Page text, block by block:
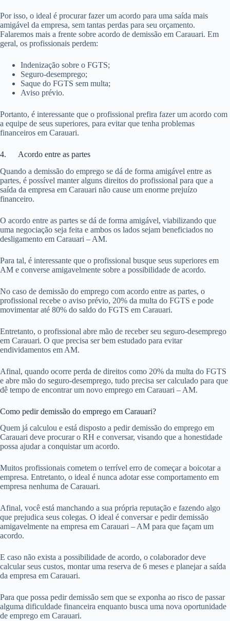
Por isso, o ideal é procurar fazer um acordo para uma saída mais
amigável da empresa, sem tantas perdas para seu orçamento.
Falaremos mais a frente sobre acordo de demissão em Carauari. Em
geral, os profissionais perdem:
Indenização sobre o FGTS;
Seguro-desemprego;
Saque do FGTS sem multa;
Aviso prévio.
Portanto, é interessante que o profissional prefira fazer um acordo com
a equipe de seus superiores, para evitar que tenha problemas
financeiros em Carauari.
4. Acordo entre as partes
Quando a demissão do emprego se dá de forma amigável entre as
partes, é possível manter alguns direitos do profissional para que a
saída da empresa em Carauari não cause um enorme prejuízo
financeiro.
O acordo entre as partes se dá de forma amigável, viabilizando que
uma negociação seja feita e ambos os lados sejam beneficiados no
desligamento em Carauari – AM.
Para tal, é interessante que o profissional busque seus superiores em
AM e converse amigavelmente sobre a possibilidade de acordo.
No caso de demissão do emprego com acordo entre as partes, o
profissional recebe o aviso prévio, 20% da multa do FGTS e pode
movimentar até 80% do saldo do FGTS em Carauari.
Entretanto, o profissional abre mão de receber seu seguro-desemprego
em Carauari. O que precisa ser bem estudado para evitar
endividamentos em AM.
Afinal, quando ocorre perda de direitos como 20% da multa do FGTS
e abre mão do seguro-desemprego, tudo precisa ser calculado para que
dê tempo de encontrar um novo emprego em Carauari – AM.
Como pedir demissão do emprego em Carauari?
Quem já calculou e está disposto a pedir demissão do emprego em
Carauari deve procurar o RH e conversar, visando que a honestidade
possa ajudar a conquistar um acordo.
Muitos profissionais cometem o terrível erro de começar a boicotar a
empresa. Entretanto, o ideal é nunca adotar esse comportamento em
empresa nenhuma de Carauari.
Afinal, você está manchando a sua própria reputação e fazendo algo
que prejudica seus colegas. O ideal é conversar e pedir demissão
amigavelmente na empresa em Carauari – AM para que façam um
acordo.
E caso não exista a possibilidade de acordo, o colaborador deve
calcular seus custos, montar uma reserva de 6 meses e planejar a saída
da empresa em Carauari.
Para que possa pedir demissão sem que se exponha ao risco de passar
alguma dificuldade financeira enquanto busca uma nova oportunidade
de emprego em Carauari.